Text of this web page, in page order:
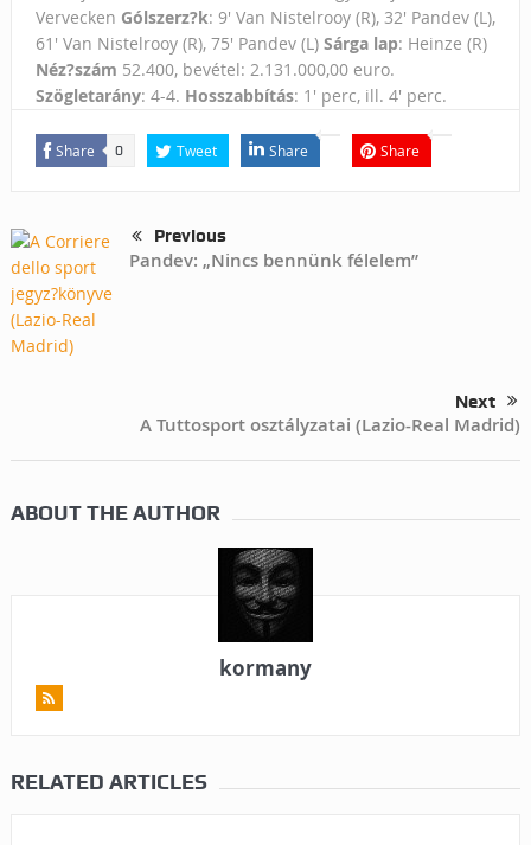
Vervecken Gólszerz?k: 9' Van Nistelrooy (R), 32' Pandev (L),
61' Van Nistelro­oy (R), 75' Pandev (L) Sárga lap: Heinze (R)
Néz?szám 52.400, bevétel: 2.131.000,00 euro.
Szögletarány: 4-4. Hosszabbítás: 1' perc, ill. 4' perc.
Share 0 Tweet Share Share
Previous
Pandev: „Nincs bennünk félelem”
Next
A Tuttosport osztályzatai (Lazio-Real Madrid)
ABOUT THE AUTHOR
kormany
RELATED ARTICLES